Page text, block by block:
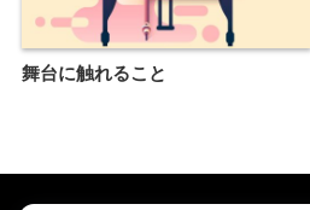
舞台に触れること